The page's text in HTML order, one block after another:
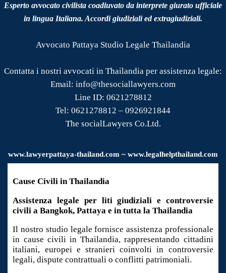
Esperto avvocato civilista coadiuvato da interprete giurato ufficiale
in lingua Italiana. Accordi giudiziali ed extragiudiziali.
Avvocato Pattaya Studio Legale Thailandia
Contatta i nostri avvocati in Thailandia per assistenza legale:
Email: info@thesociallawyers.com
Line ID: 0621278812
Tel: 0621278812 – 0926921844
The socialLawyers Co.Ltd.
www.lawyerpattaya-thailand.com ~ www.legalhelpthailand.com
Cause Civili in Thailandia
Assistenza legale per liti giudiziali e controversie
civili a Bangkok, Pattaya e in tutta la Thailandia
Il nostro studio legale fornisce assistenza professionale
in cause civili in Thailandia, rappresentando cittadini
italiani, europei e stranieri coinvolti in controversie
legali, dispute contrattuali o conflitti patrimoniali.